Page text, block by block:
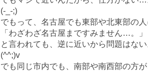
(-_-;)
でもって、名古屋でも東部や北東部の
「わざわざ名古屋まですみません…。」
と言われても、逆に近いから問題はな
(^^;)v
でも同じ市内でも、南部や南西部の方